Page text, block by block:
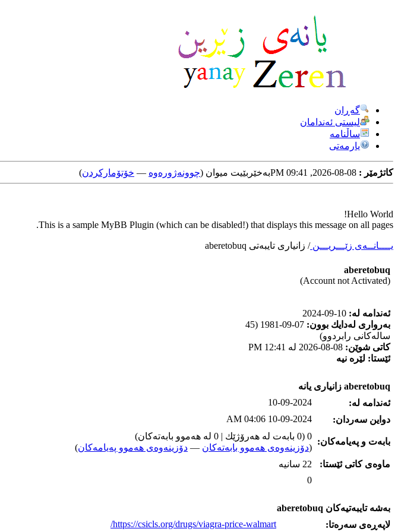
گه‌ڕان
لیستی ئه‌ندامان
ساڵنامه
یارمه‌تی
کاتژمێر : به‌خێربێیت میوان (چوونه‌ژوره‌وه‌ — خۆتۆمارکردن)
Hello World!
This is a sample MyBB Plugin (which can be disabled!) that displays this message on all pages.
یــــانــه‌ی زێـــریـــن/ زانیاری تایبه‌تی aberetobuq
aberetobuq
(Account not Activated)
ئه‌ندامه‌ له‌:
به‌رواری له‌دایك بوون:
07-09-1981 (45
ساله‌كانی رابردوو)
كاتی شوێن:
ئێستا: لێره‌ نیه‌
aberetobuq زانیاری یانه‌
ئه‌ندامه‌ له‌:
10-09-2024
دواین سه‌ردان:
10-09-2024 04:06 AM
بابه‌ت و په‌یامه‌کان:
0 (0 بابه‌ت له‌ هه‌رۆژێك | 0 له‌ هه‌موو بابه‌ته‌كان)
(دۆزینه‌وه‌ی هه‌موو بابه‌ته‌کان — دۆزینه‌وه‌ی هه‌موو په‌یامه‌کان)
ماوه‌ی كاتی ئێستا:
22 سانیه‌
0
به‌شه‌ تایبه‌تیه‌کان aberetobuq
لاپه‌ڕه‌ی سه‌ره‌تا:
https://csicls.org/drugs/viagra-price-walmart/